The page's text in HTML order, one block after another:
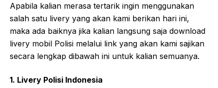
Apabila kalian merasa tertarik ingin menggunakan
salah satu livery yang akan kami berikan hari ini,
maka ada baiknya jika kalian langsung saja download
livery mobil Polisi melalui link yang akan kami sajikan
secara lengkap dibawah ini untuk kalian semuanya.
1. Livery Polisi Indonesia